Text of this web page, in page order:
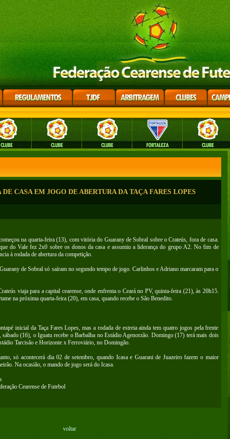
CASA EM JOGO DE ABERTURA DA TAÇA FARES LOPES
na quarta-feira (13), com vitória do Guarany de Sobral sobre o Crateús, fora de casa.
do Vale fez 2x0 sobre os donos da casa e assumiu a liderança do grupo A2. No fim de
à rodada de abertura da competição.
de Sobral só saíram no segundo tempo de jogo. Carlinhos e Adriano marcaram para o
viaja para a capital cearense, onde enfrenta o Ceará no PV, quinta-feira (21), às 20h15.
na próxima quarta-feira (20), em casa, quando recebe o São Benedito.
inicial da Taça Fares Lopes, mas a rodada de estreia ainda tem quatro jogos pela frente
(16), o Iguatu recebe o Barbalha no Estádio Agenorzão. Domingo (17) terá mais dois
Tarcisão e Horizonte x Ferroviário, no Domingão.
só acontecerá dia 02 de setembro, quando Icasa e Guarani de Juazeiro fazem o maior
Na ocasião, o mando de jogo será do Icasa.
Cearense de Futebol
voltar